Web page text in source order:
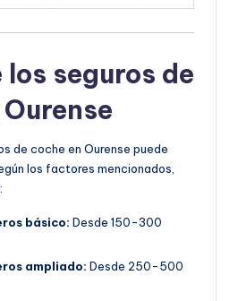
los seguros de
de coche en Ourense puede
los factores mencionados,
básico: Desde 150-300
ampliado: Desde 250-500